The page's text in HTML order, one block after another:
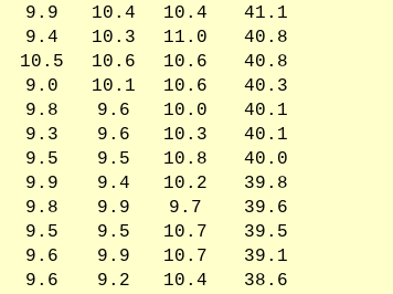
9.9 10.4 10.4
41.1
9.4 10.3 11.0
40.8
10.5 10.6 10.6
40.8
9.0 10.1 10.6
40.3
9.8 9.6 10.0
40.1
9.3 9.6 10.3
40.1
9.5 9.5 10.8
40.0
9.9 9.4 10.2
39.8
9.8 9.9 9.7
39.6
9.5 9.5 10.7
39.5
9.6 9.9 10.7
39.1
9.6 9.2 10.4
38.6